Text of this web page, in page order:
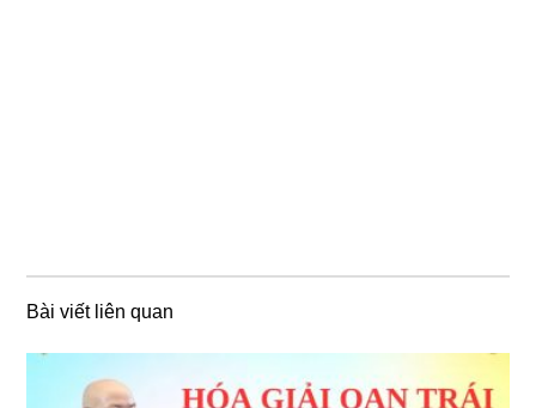
Bài viết liên quan